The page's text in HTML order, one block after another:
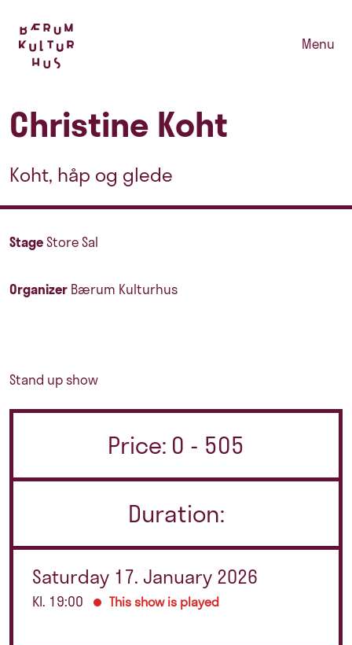
Menu
Christine Koht
Koht, håp og glede
StageStore Sal
Organizer Bærum Kulturhus
Stand up show
Price: 0 - 505
Duration:
Saturday 17. January 2026
Kl. 19:00 This show is played